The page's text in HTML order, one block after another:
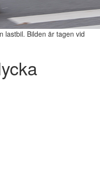
lastbil. Bilden är tagen vid